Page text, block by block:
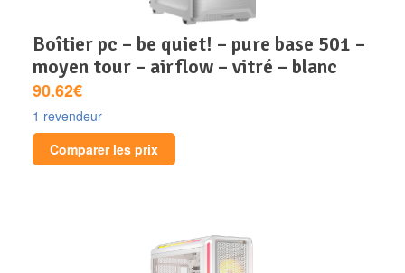
boîtier pc – be quiet! – pure base 501 –
moyen tour – airflow – vitré – blanc
90.62€
1 revendeur
Comparer les prix